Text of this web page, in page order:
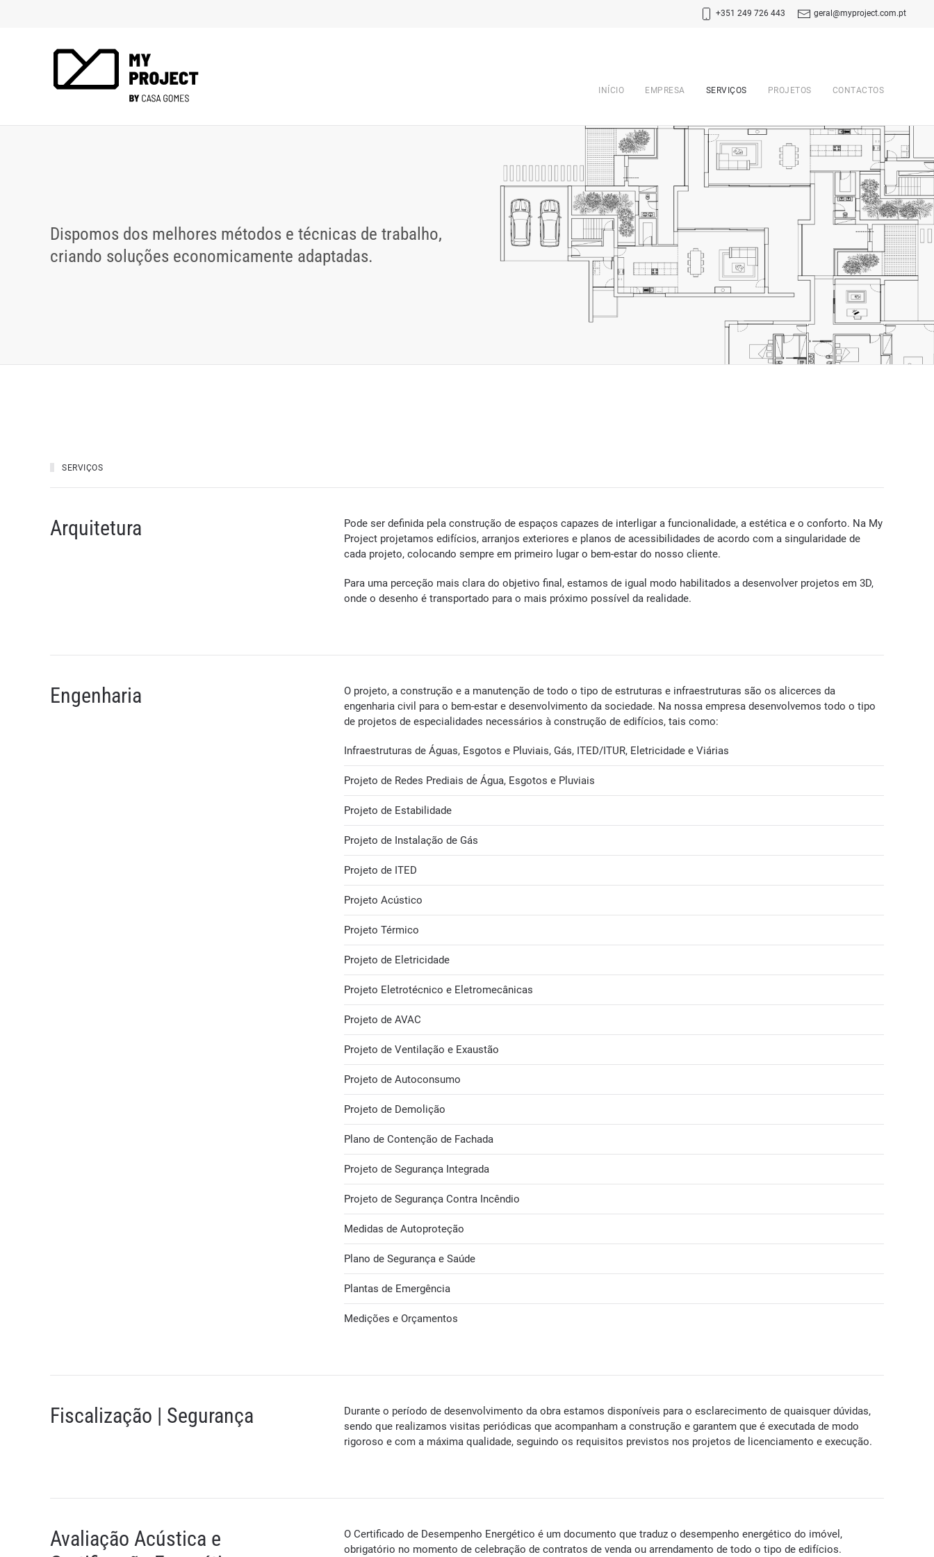
+351 249 726 443 geral@myproject.com.pt
INÍCIO EMPRESA SERVIÇOS PROJETOS CONTACTOS
Dispomos dos melhores métodos e técnicas de trabalho,
criando soluções economicamente adaptadas.
SERVIÇOS
Arquitetura
Pode ser definida pela construção de espaços capazes de interligar a funcionalidade, a estética e o conforto. Na My
Project projetamos edifícios, arranjos exteriores e planos de acessibilidades de acordo com a singularidade de
cada projeto, colocando sempre em primeiro lugar o bem-estar do nosso cliente.
Para uma perceção mais clara do objetivo final, estamos de igual modo habilitados a desenvolver projetos em 3D,
onde o desenho é transportado para o mais próximo possível da realidade.
Engenharia
O projeto, a construção e a manutenção de todo o tipo de estruturas e infraestruturas são os alicerces da
engenharia civil para o bem-estar e desenvolvimento da sociedade. Na nossa empresa desenvolvemos todo o tipo
de projetos de especialidades necessários à construção de edifícios, tais como:
Infraestruturas de Águas, Esgotos e Pluviais, Gás, ITED/ITUR, Eletricidade e Viárias
Projeto de Redes Prediais de Água, Esgotos e Pluviais
Projeto de Estabilidade
Projeto de Instalação de Gás
Projeto de ITED
Projeto Acústico
Projeto Térmico
Projeto de Eletricidade
Projeto Eletrotécnico e Eletromecânicas
Projeto de AVAC
Projeto de Ventilação e Exaustão
Projeto de Autoconsumo
Projeto de Demolição
Plano de Contenção de Fachada
Projeto de Segurança Integrada
Projeto de Segurança Contra Incêndio
Medidas de Autoproteção
Plano de Segurança e Saúde
Plantas de Emergência
Medições e Orçamentos
Fiscalização | Segurança
Durante o período de desenvolvimento da obra estamos disponíveis para o esclarecimento de quaisquer dúvidas,
sendo que realizamos visitas periódicas que acompanham a construção e garantem que é executada de modo
rigoroso e com a máxima qualidade, seguindo os requisitos previstos nos projetos de licenciamento e execução.
Avaliação Acústica e
O Certificado de Desempenho Energético é um documento que traduz o desempenho energético do imóvel,
obrigatório no momento de celebração de contratos de venda ou arrendamento de todo o tipo de edifícios.